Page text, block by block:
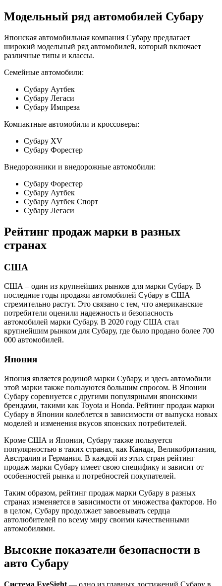
Модельный ряд автомобилей Субару
Японская автомобильная компания Субару предлагает
широкий модельный ряд автомобилей, который включает
различные типы и классы.
Семейные автомобили:
Субару Аутбек
Субару Легаси
Субару Импреза
Компактные автомобили и кроссоверы:
Субару XV
Субару Форестер
Внедорожники и внедорожные автомобили:
Субару Форестер
Субару Аутбек
Субару Аутбек Спорт
Субару Легаси
Рейтинг продаж марки в разных
странах
США
США – один из крупнейших рынков для марки Субару. В
последние годы продажи автомобилей Субару в США
стремительно растут. Это связано с тем, что американские
потребители оценили надежность и безопасность
автомобилей марки Субару. В 2020 году США стал
крупнейшим рынком для Субару, где было продано более 700
000 автомобилей.
Япония
Япония является родиной марки Субару, и здесь автомобили
этой марки также пользуются большим спросом. В Японии
Субару соревнуется с другими популярными японскими
брендами, такими как Toyota и Honda. Рейтинг продаж марки
Субару в Японии колеблется в зависимости от выпуска новых
моделей и изменения вкусов японских потребителей.
Кроме США и Японии, Субару также пользуется
популярностью в таких странах, как Канада, Великобритания,
Австралия и Германия. В каждой из этих стран рейтинг
продаж марки Субару имеет свою специфику и зависит от
особенностей рынка и потребностей покупателей.
Таким образом, рейтинг продаж марки Субару в разных
странах изменяется в зависимости от множества факторов. Но
в целом, Субару продолжает завоевывать сердца
автолюбителей по всему миру своими качественными
автомобилями.
Высокие показатели безопасности в
авто Субару
Система EyeSight — одно из главных достижений Субару в